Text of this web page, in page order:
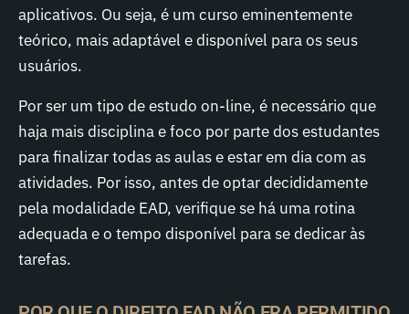
aplicativos. Ou seja, é um curso eminentemente
teórico, mais adaptável e disponível para os seus
usuários.
Por ser um tipo de estudo on-line, é necessário que
haja mais disciplina e foco por parte dos estudantes
para finalizar todas as aulas e estar em dia com as
atividades. Por isso, antes de optar decididamente
pela modalidade EAD, verifique se há uma rotina
adequada e o tempo disponível para se dedicar às
tarefas.